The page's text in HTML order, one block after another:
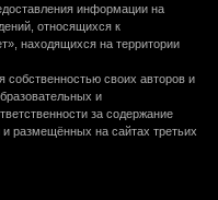
информации на
относящихся к
находящихся на территории
собственностью своих авторов и
и
за содержание
размещённых на сайтах третьих